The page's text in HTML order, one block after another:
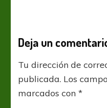
Deja un
Tu dirección de
publicada. Los
marcados con*